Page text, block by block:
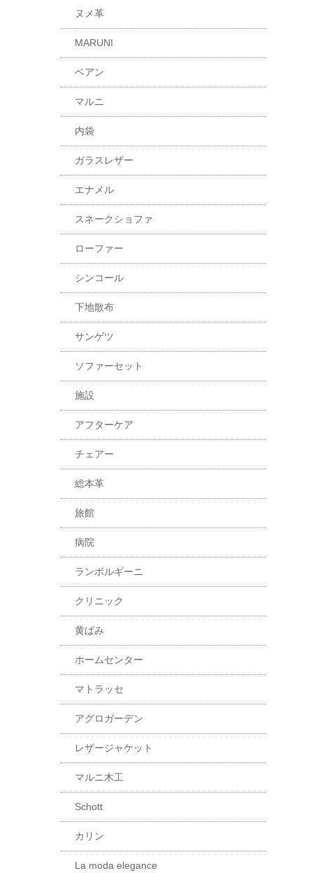
ヌメ革
MARUNI
ベアン
マルニ
内袋
ガラスレザー
エナメル
スネークショファ
ローファー
シンコール
下地散布
サンゲツ
ソファーセット
施設
アフターケア
チェアー
総本革
旅館
病院
ランボルギーニ
クリニック
黄ばみ
ホームセンター
マトラッセ
アグロガーデン
レザージャケット
マルニ木工
Schott
カリン
La moda elegance